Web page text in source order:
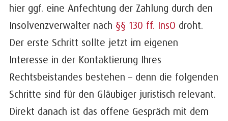
hier ggf. eine Anfechtung der Zahlung durch den
Insolvenzverwalter nach §§ 130 ff. InsO droht.
Der erste Schritt sollte jetzt im eigenen
Interesse in der Kontaktierung Ihres
Rechtsbeistandes bestehen – denn die folgenden
Schritte sind für den Gläubiger juristisch relevant.
Direkt danach ist das offene Gespräch mit dem